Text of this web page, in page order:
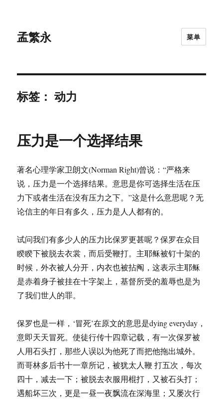
孟繁永 菜单
标签：动力
压力是一个选择结果
著名心理学家卫朗文(Norman Right)曾说：“严格来
说，压力是一个选择结果。意思是你可选择生活在压
力下或者生活在没有压力之下。”这是什么意思呢？无
论信主的年日有多久，压力是人人都有的。
试问我们有多少人的压力比保罗更甚呢？保罗在众目
睽睽下被脱去衣裳，而后受鞭打。主耶稣被钉十架的
时候，外衣被人分开，内衣也被拈阄，这表示主耶稣
是赤着身子被挂在十字架上，基督所受的羞辱也是为
了我们世人的罪。
保罗也是一样，‘冒死’在原文的意思是dying everyday，
意即天天冒死。使徒行传十四章记载，有一次保罗被
人用石头打，那些人误以为他死了而把他拖出城外。
而哥林多后书十一章所记，被犹太人鞭 打五次，每次
四十，减去一下；被脱去衣服用棍打，又被石头打；
遇船坏三次，更是一昼一夜飘流在深海里；又屡次行